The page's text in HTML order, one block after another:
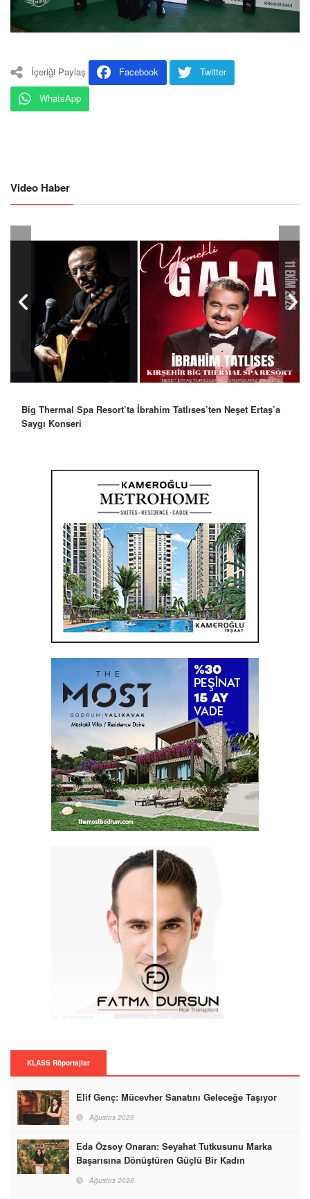
İçeriği Paylaş Facebook
Twitter
WhatsApp
Video Haber
Big Thermal Spa Resort’ta İbrahim Tatlıses’ten Neşet Ertaş’a
Saygı Konseri
KLASS Röportajlar
Elif Genç: Mücevher Sanatını Geleceğe Taşıyor
Ağustos 2026
Eda Özsoy Onaran: Seyahat Tutkusunu Marka
Başarısına Dönüştüren Güçlü Bir Kadın
Ağustos 2026